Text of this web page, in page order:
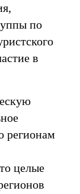
по
в
регионам
целые